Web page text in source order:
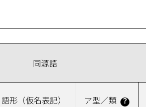
同源語
語形（仮名表記） ア型／類 ？